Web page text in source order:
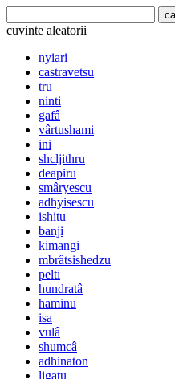
cuvinte aleatorii
nyiari
castravetsu
tru
ninti
gafâ
vârtushami
ini
shcljithru
deapiru
smâryescu
adhyisescu
ishitu
banji
kimangi
mbrâtsishedzu
pelti
hundratâ
haminu
isa
vulâ
shumcâ
adhinaton
ligatu